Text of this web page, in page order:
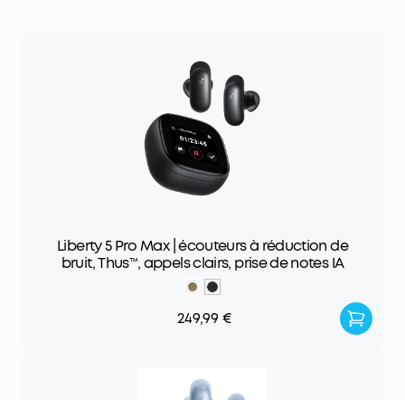
Liberty 5 Pro Max | écouteurs à réduction de
bruit, Thus™, appels clairs, prise de notes IA
249,99 €